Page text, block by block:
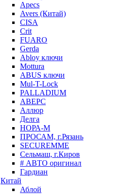
Apecs
Avers (Китай)
CISA
Crit
FUARO
Gerda
Abloy ключи
Mottura
ABUS ключи
Mul-T-Lock
PALLADIUM
АВЕРС
Аллюр
Делга
НОРА-М
ПРОСАМ, г.Рязань
SECUREMME
Сельмаш, г.Киров
# АВТО оригинал
Гардиан
Китай
Аблой